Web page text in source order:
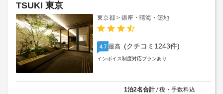
TSUKI 東京
東京都 > 銀座・晴海・築地
4.7 最高 (クチコミ1243件)
インボイス制度対応プランあり
1泊2名合計/税・手数料込